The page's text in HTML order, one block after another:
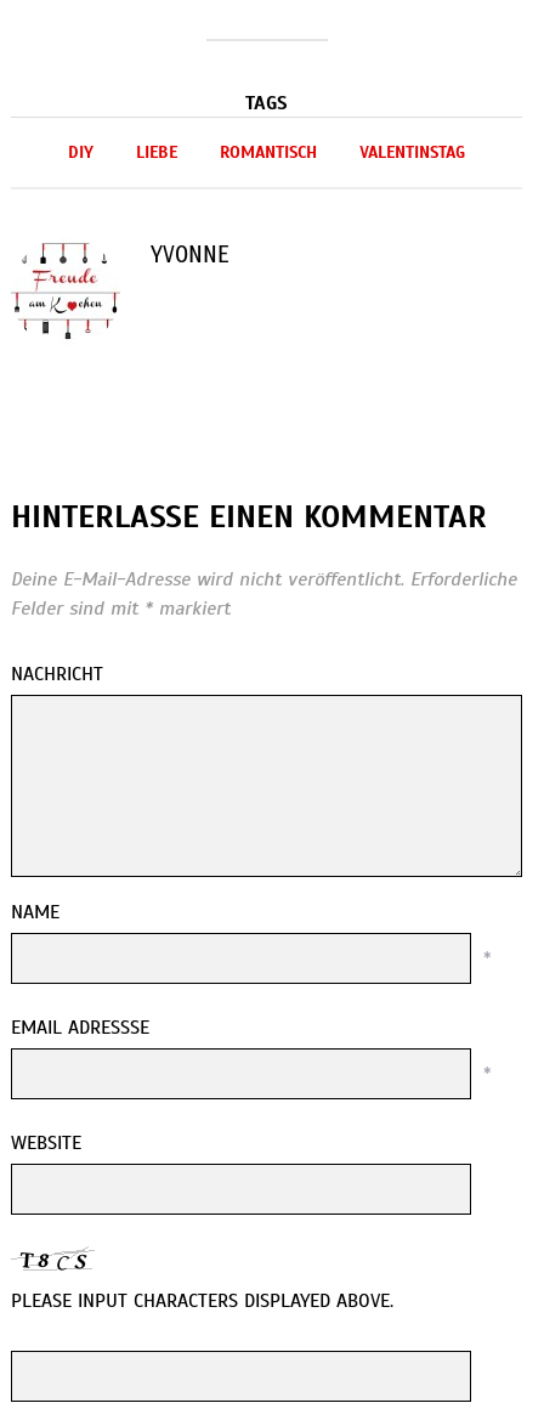
TAGS
DIY LIEBE ROMANTISCH VALENTINSTAG
YVONNE
HINTERLASSE EINEN KOMMENTAR
Deine E-Mail-Adresse wird nicht veröffentlicht. Erforderliche
Felder sind mit *markiert
NACHRICHT
NAME
*
EMAIL ADRESSSE
*
WEBSITE
PLEASE INPUT CHARACTERS DISPLAYED ABOVE.